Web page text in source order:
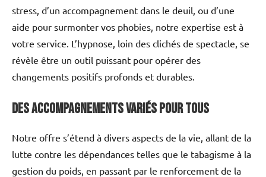
stress, d’un accompagnement dans le deuil, ou d’une
aide pour surmonter vos phobies, notre expertise est à
votre service. L’hypnose, loin des clichés de spectacle, se
révèle être un outil puissant pour opérer des
changements positifs profonds et durables.
Des accompagnements variés pour tous
Notre offre s’étend à divers aspects de la vie, allant de la
lutte contre les dépendances telles que le tabagisme à la
gestion du poids, en passant par le renforcement de la